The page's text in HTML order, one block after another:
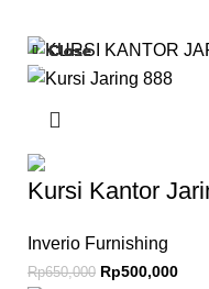
-23%
Close
Kursi Kantor
Inverio Furnishing
Rp650,000 Rp500,000
-13%
Close
-21%
Close
-20%
Close
-40%
Close